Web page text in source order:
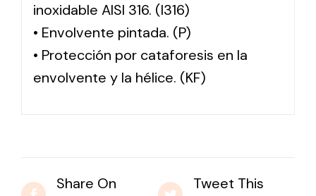
inoxidable AISI 316. (I316)
• Envolvente pintada. (P)
• Protección por cataforesis en la
envolvente y la hélice. (KF)
Share On Tweet This